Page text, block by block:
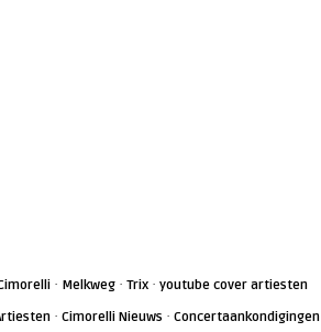
· Melkweg · Trix · youtube cover artiesten
· Cimorelli Nieuws · Concertaankondigingen